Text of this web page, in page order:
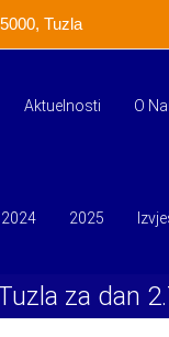
Tuzla
Aktuelnosti O
2024 2025
za dan